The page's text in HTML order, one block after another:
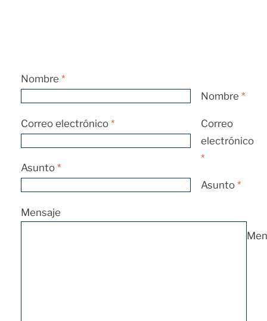
Nombre *
Nombre *
Correo electrónico *
Correo
electrónico
*
Asunto *
Asunto *
Mensaje